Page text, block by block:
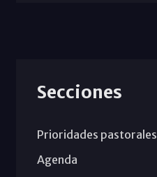
Secciones
Prioridades pastorales
Agenda